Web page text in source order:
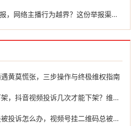
举报网络主播往哪里举报，网络主播行为越界？这份举报渠道指南请收好
黄莫慌张，三步操作与终极维权指南
视频投诉几次才能下架？维权路上的真相与捷径
视频号挂二维码总被投诉？你踩的坑里，藏着裁判的误判